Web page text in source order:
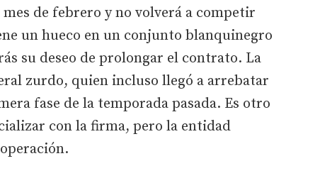
de febrero y no volverá a competir
un hueco en un conjunto blanquinegro
su deseo de prolongar el contrato. La
zurdo, quien incluso llegó a arrebatar
fase de la temporada pasada. Es otro
con la firma, pero la entidad